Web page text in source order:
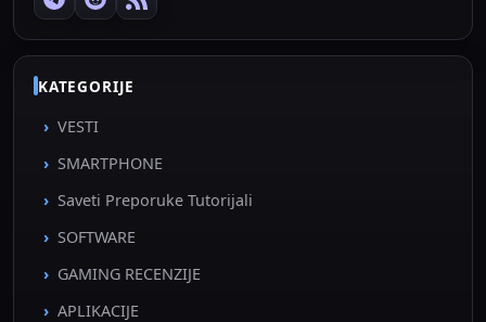
KATEGORIJE
VESTI
SMARTPHONE
Saveti Preporuke Tutorijali
SOFTWARE
GAMING RECENZIJE
APLIKACIJE